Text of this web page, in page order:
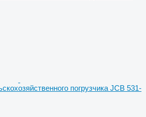
погрузчика JCB 531-